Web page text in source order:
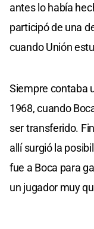
antes lo había
participó de una
cuando Unión
Siempre contaba
1968, cuando
ser transferido.
allí surgió la
fue a Boca para
un jugador muy